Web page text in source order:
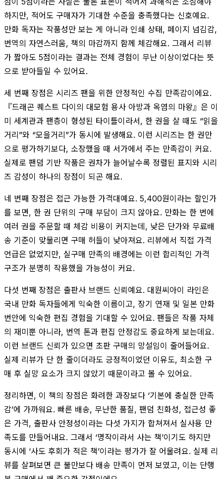
하지만, 적어도 구매자가 기대한 수준을 충족했다는 신호예요.
만화 독자는 작품성만 보는 게 아니라 인쇄 상태, 페이지 넘김감,
번역의 자연스러움, 책의 마감까지 함께 체감해요. 그래서 리뷰
가 짧아도 5점이라는 결과는 전체 경험이 무난 이상이었다는 뜻
으로 받아들일 수 있어요.
세 번째 장점은 시리즈 팬을 위한 안정적인 수집 만족감이에요.
『드래곤 퀘스트 다이의 대모험 용사 아방과 옥염의 마왕』은 이
미 세계관과 팬층이 형성된 타이틀이라서, 한 권을 살 때도 “읽을
거리”와 “모을거리”가 동시에 발생해요. 이런 시리즈는 한 권만
으로 평가하기보다, 소장했을 때 서가에서 주는 만족감이 커요.
실제로 팬덤 기반 작품은 권차가 늘어날수록 정렬된 표지와 시리
즈 감성이 하나의 장점이 되곤 해요.
네 번째 장점은 접근 가능한 가격대예요. 5,400원이라는 할인가
를 보면, 한 권 단위의 구매 부담이 크지 않아요. 만화는 한 번에
여러 권을 주문할 때 체감 비용이 커지는데, 낮은 단가와 무료배
송 기준이 맞물리면 구매 허들이 낮아져요. 리뷰에서 직접 가격
언급은 없었지만, 실구매 만족의 배경에는 이런 합리적인 가격
구조가 분명히 작용했을 가능성이 커요.
다섯 번째 장점은 출판사 브랜드 신뢰예요. 대원씨아이 라인은
국내 만화 독자들에게 익숙한 이름이고, 장기 연재 및 일본 만화
번안에 익숙한 편집 경험을 기대할 수 있어요. 팬들은 작품 자체
의 재미뿐 아니라, 번역 톤과 편집 안정감도 중요하게 보는데요.
이런 브랜드 신뢰가 있으면 초판 구매의 망설임이 줄어들어요.
실제 리뷰가 단 한 줄이더라도 긍정적이었던 이유도, 최소한 구
매 후 실망 요소가 크지 않았기 때문이라고 볼 수 있어요.
정리하면, 이 책의 장점은 화려한 과장보다 ‘기본에 충실한 만족
감’에 가까워요. 빠른 배송, 무난한 품질, 팬덤 친화성, 접근성 좋
은 가격, 출판사 안정성이라는 다섯 가지가 합쳐져서 실사용 만
족도를 만들어내요. 그래서 ‘명작이라서 사는 책’이기도 하지만
동시에 ‘사도 후회가 적은 책’이라는 평가가 잘 어울려요. 실제 리
뷰를 살펴보면 큰 불만보다 배송 만족이 먼저 보였고, 이는 단행